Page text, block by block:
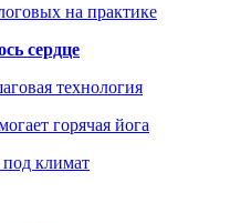
на практике
сердце
технология
горячая йога
под климат